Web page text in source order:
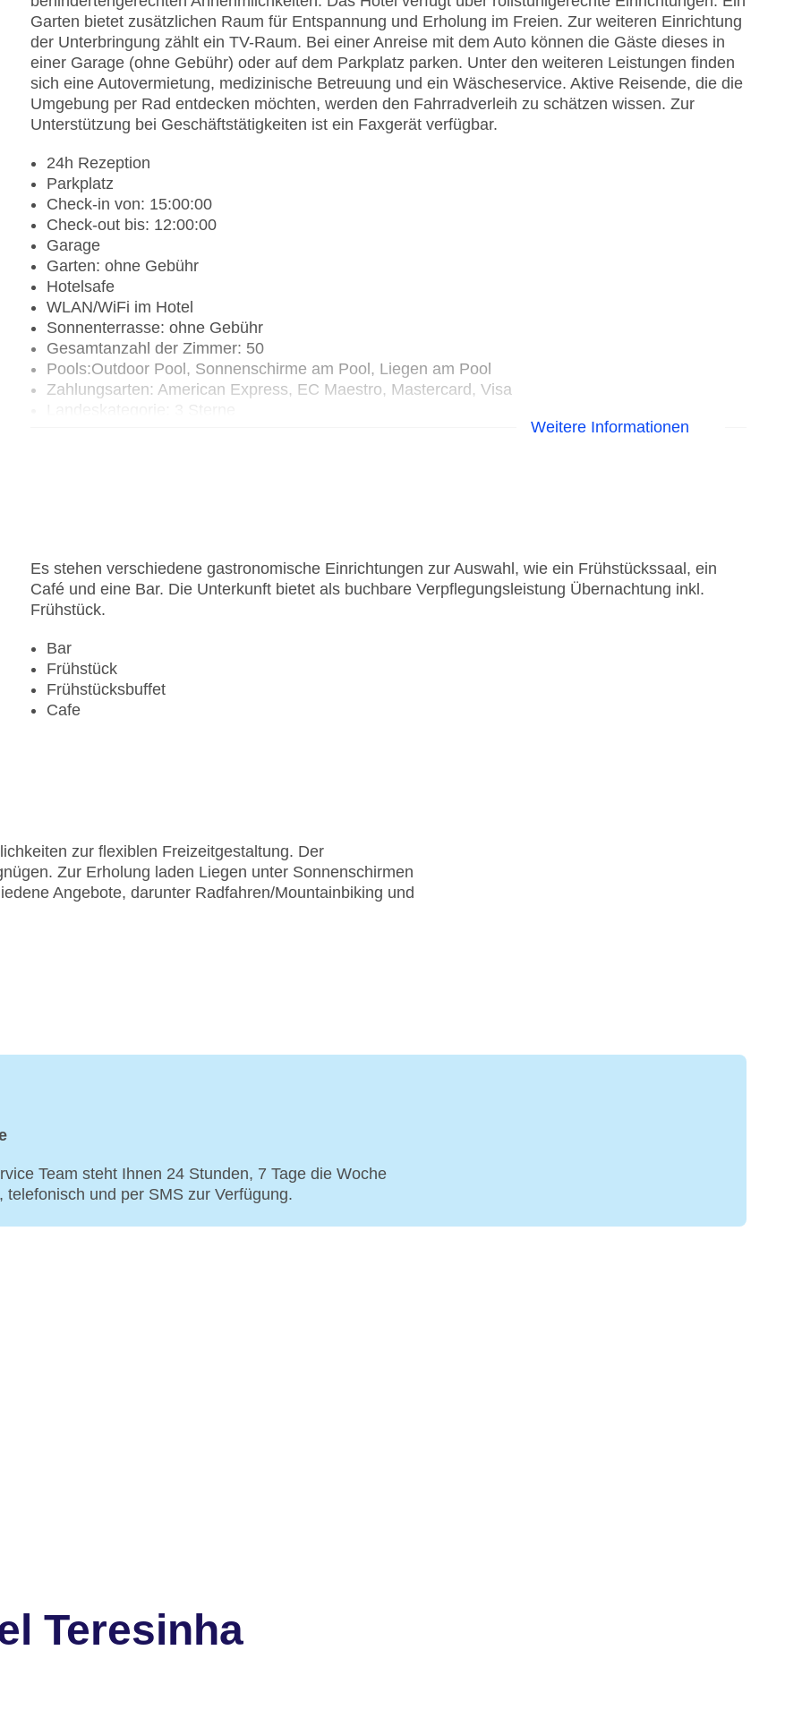
Garten bietet zusätzlichen Raum für Entspannung und Erholung im Freien. Zur weiteren Einrichtung
der Unterbringung zählt ein TV-Raum. Bei einer Anreise mit dem Auto können die Gäste dieses in
einer Garage (ohne Gebühr) oder auf dem Parkplatz parken. Unter den weiteren Leistungen finden
sich eine Autovermietung, medizinische Betreuung und ein Wäscheservice. Aktive Reisende, die die
Umgebung per Rad entdecken möchten, werden den Fahrradverleih zu schätzen wissen. Zur
Unterstützung bei Geschäftstätigkeiten ist ein Faxgerät verfügbar.
24h Rezeption
Parkplatz
Check-in von: 15:00:00
Check-out bis: 12:00:00
Garage
Garten: ohne Gebühr
Hotelsafe
WLAN/WiFi im Hotel
Sonnenterrasse: ohne Gebühr
Gesamtanzahl der Zimmer: 50
Pools:Outdoor Pool, Sonnenschirme am Pool, Liegen am Pool
Zahlungsarten: American Express, EC Maestro, Mastercard, Visa
Weitere Informationen
Es stehen verschiedene gastronomische Einrichtungen zur Auswahl, wie ein Frühstückssaal, ein
Café und eine Bar. Die Unterkunft bietet als buchbare Verpflegungsleistung Übernachtung inkl.
Frühstück.
Bar
Frühstück
Frühstücksbuffet
Cafe
zur flexiblen Freizeitgestaltung. Der
Zur Erholung laden Liegen unter Sonnenschirmen
Angebote, darunter Radfahren/Mountainbiking und
Team steht Ihnen 24 Stunden, 7 Tage die Woche
und per SMS zur Verfügung.
Teresinha